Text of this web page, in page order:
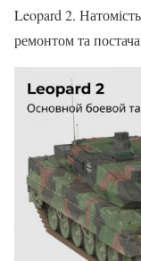
Leopard 2.
ремонтом та